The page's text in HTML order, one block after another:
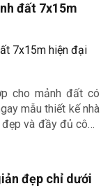
đất 7x15m
cho mảnh đất có
mẫu thiết kế nhà
và đầy đủ công
đẹp chỉ dưới